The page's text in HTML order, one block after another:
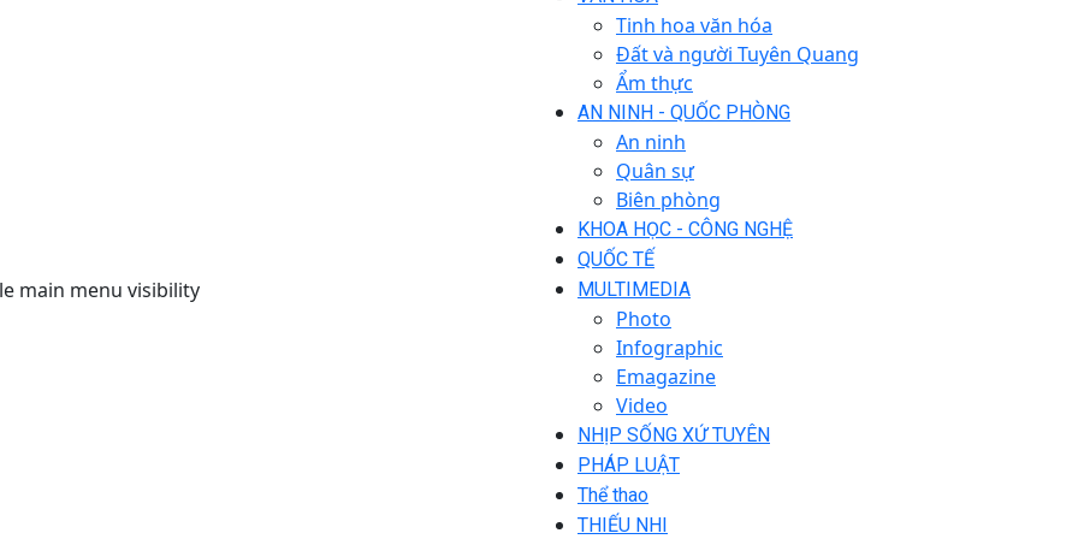
main menu visibility
Tinh hoa văn hóa
Đất và người Tuyên Quang
Ẩm thực
AN NINH - QUỐC PHÒNG
An ninh
Quân sự
Biên phòng
KHOA HỌC - CÔNG NGHỆ
QUỐC TẾ
MULTIMEDIA
Photo
Infographic
Emagazine
Video
NHỊP SỐNG XỨ TUYÊN
PHÁP LUẬT
Thể thao
THIẾU NHI